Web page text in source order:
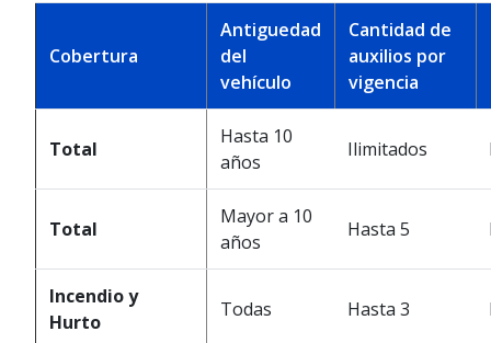
Cobertura
Antiguedad
del
vehículo
Cantidad de
auxilios por
vigencia
Total
Hasta 10
años
Ilimitados
Total
Mayor a 10
años
Hasta 5
Incendio y
Hurto
Todas Hasta 3